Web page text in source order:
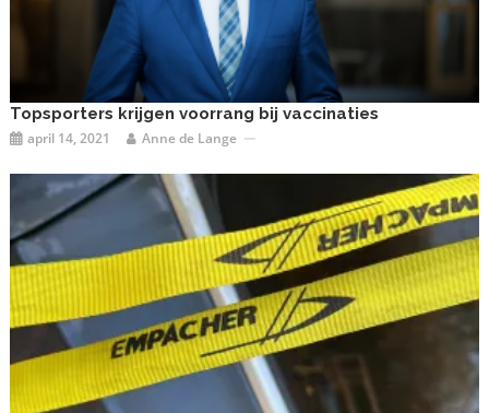
Topsporters krijgen voorrang bij vaccinaties
april 14, 2021 Anne de Lange